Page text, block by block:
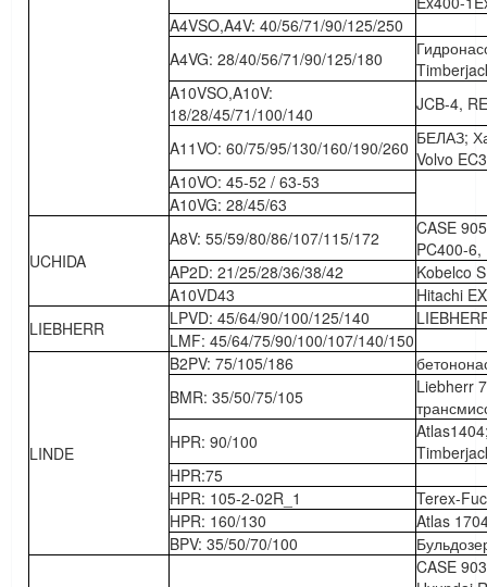
A4VSO,A4V: 40/56/71/90/125/250
A4VG: 28/40/56/71/90/125/180
A10VSO,A10V:
18/28/45/71/100/140
JCB-4,
A11VO: 60/75/95/130/160/190/260 БЕЛАЗ;
Volvo
A10VO: 45-52 / 63-53
A10VG: 28/45/63
UCHIDA
A8V: 55/59/80/86/107/115/172
CASE
PC400-
AP2D: 21/25/28/36/38/42
Kobelco
A10VD43
Hitachi
LIEBHERR
LPVD: 45/64/90/100/125/140
LMF: 45/64/75/90/100/107/140/150
LINDE
B2PV: 75/105/186
BMR: 35/50/75/105
Liebherr
HPR: 90/100
HPR:75
HPR: 105-2-02R_1
Terex-
HPR: 160/130
Atlas
BPV: 35/50/70/100
CASE